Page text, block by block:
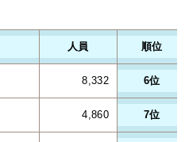
人員 順位
8,332 6位
4,860 7位